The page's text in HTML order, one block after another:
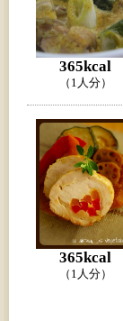
365kcal
（1人分）
365kcal
（1人分）